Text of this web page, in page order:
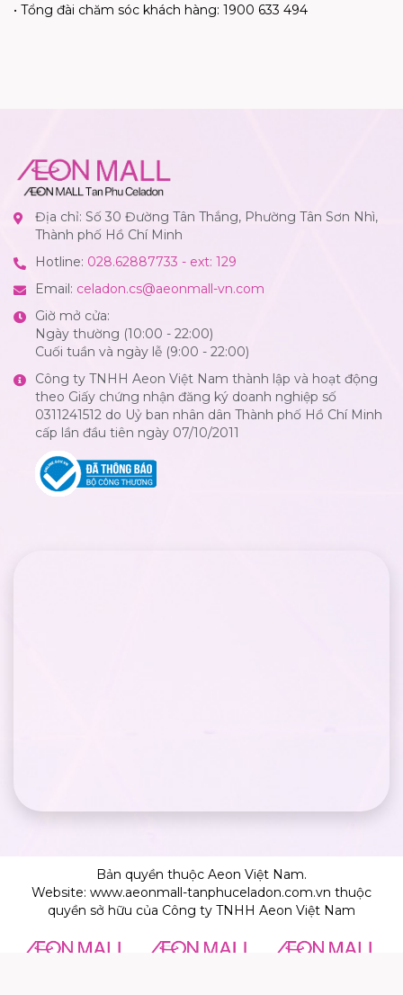
• Tổng đài chăm sóc khách hàng: 1900 633 494
Địa chỉ: Số 30 Đường Tân Thắng, Phường Tân Sơn Nhì,
Thành phố Hồ Chí Minh
Hotline: 028.62887733 - ext: 129
Email: celadon.cs@aeonmall-vn.com
Giờ mở cửa:
Ngày thường (10:00 - 22:00)
Cuối tuần và ngày lễ (9:00 - 22:00)
Công ty TNHH Aeon Việt Nam thành lập và hoạt động
theo Giấy chứng nhận đăng ký doanh nghiệp số
0311241512 do Uỷ ban nhân dân Thành phố Hồ Chí Minh
cấp lần đầu tiên ngày 07/10/2011
Bản quyền thuộc Aeon Việt Nam.
Website: www.aeonmall-tanphuceladon.com.vn thuộc
quyền sở hữu của Công ty TNHH Aeon Việt Nam